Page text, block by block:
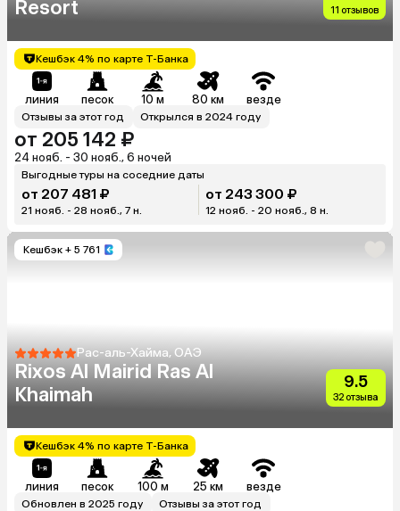
Resort 11 отзывов
Кешбэк 4% по карте Т-Банка
линия песок 10 м 80 км везде
Отзывы за этот год Открылся в 2024 году
от 205 142 ₽
24 нояб. - 30 нояб., 6 ночей
Выгодные туры на соседние даты
от 207 481 ₽
21 нояб. - 28 нояб., 7 н.
от 243 300 ₽
12 нояб. - 20 нояб., 8 н.
Кешбэк + 5 761
Рас-аль-Хайма, ОАЭ
Rixos Al Mairid Ras Al
Khaimah
9.5
32 отзыва
Кешбэк 4% по карте Т-Банка
линия песок 100 м 25 км везде
Обновлен в 2025 году
Отзывы за этот год